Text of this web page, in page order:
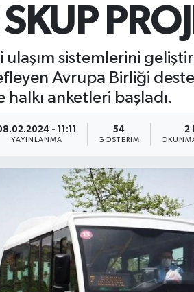
sistemlerini
Avrupa Birliği
halkı anketleri başladı.
- 11:11
YAYINLANMA
54
GÖSTERIM
2